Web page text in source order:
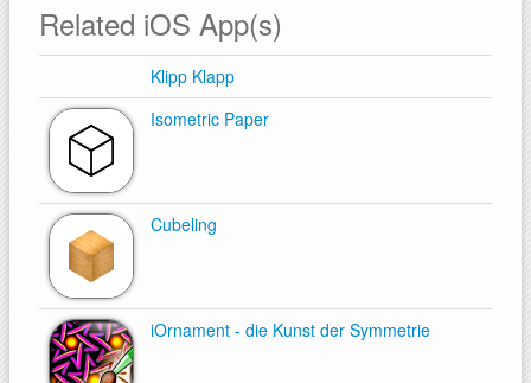
Related iOS App(s)
Klipp Klapp
Isometric Paper
Cubeling
iOrnament - die Kunst der Symmetrie